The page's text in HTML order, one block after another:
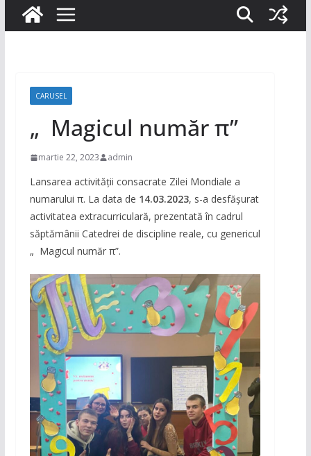
CARUSEL
„ Magicul număr π”
martie 22, 2023 admin
Lansarea activităţii consacrate Zilei Mondiale a
numarului π. La data de 14.03.2023, s-a desfășurat
activitatea extracurriculară, prezentată în cadrul
săptămânii Catedrei de discipline reale, cu genericul
„ Magicul număr π”.